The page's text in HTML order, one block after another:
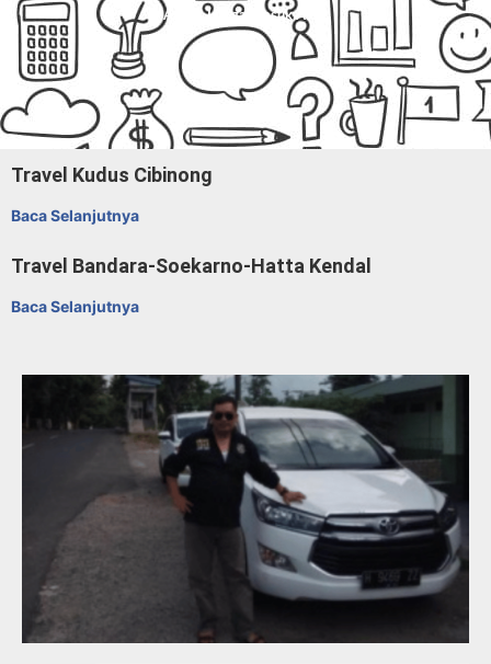
Aman, Harga Masuk Akal.
Travel Kudus Cibinong
Baca Selanjutnya
Travel Bandara-Soekarno-Hatta Kendal
Baca Selanjutnya